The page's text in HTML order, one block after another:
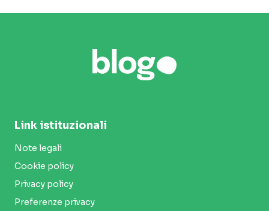
Link istituzionali
Note legali
Cookie policy
Privacy policy
Preferenze privacy